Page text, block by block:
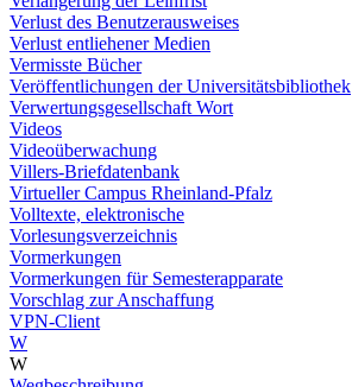
Verlust des Benutzerausweises
Verlust entliehener Medien
Vermisste Bücher
Veröffentlichungen der Universitätsbibliothek
Verwertungsgesellschaft Wort
Videos
Videoüberwachung
Villers-Briefdatenbank
Virtueller Campus Rheinland-Pfalz
Volltexte, elektronische
Vorlesungsverzeichnis
Vormerkungen
Vormerkungen für Semesterapparate
Vorschlag zur Anschaffung
VPN-Client
W
W